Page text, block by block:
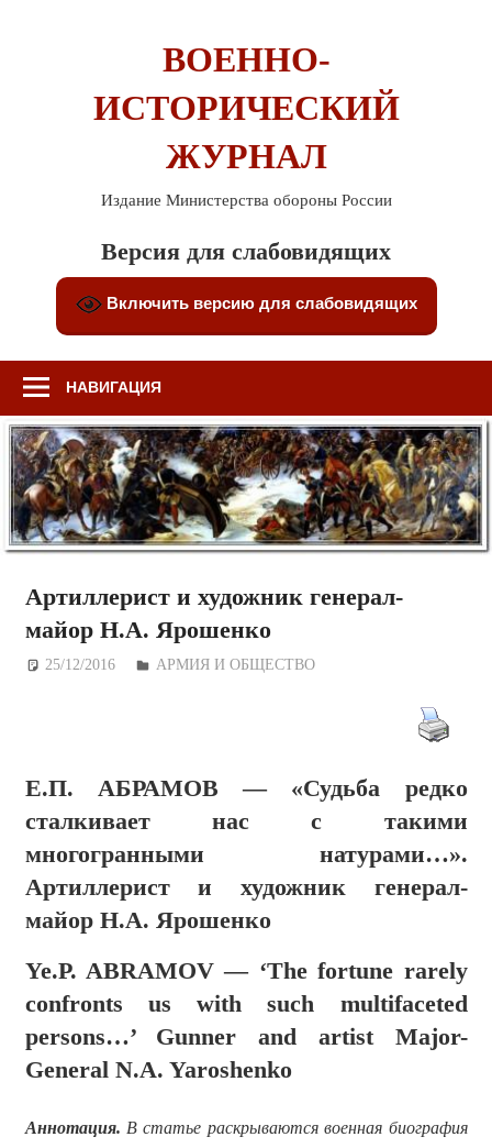
ВОЕННО-
ИСТОРИЧЕСКИЙ
ЖУРНАЛ
Издание Министерства обороны России
Версия для слабовидящих
Включить версию для слабовидящих
НАВИГАЦИЯ
Артиллерист и художник генерал-
майор Н.А. Ярошенко
25/12/2016 Дежурный по Редакции
АРМИЯ И ОБЩЕСТВО
Е.П. АБРАМОВ — «Судьба редко
сталкивает нас с такими
многогранными натурами…».
Артиллерист и художник генерал-
майор Н.А. Ярошенко
Ye.P. ABRAMOV— ‘The fortune rarely
confronts us with such multifaceted
persons…’ Gunner and artist Major-
General N.A. Yaroshenko
Аннотация. В статье раскрываются военная биография